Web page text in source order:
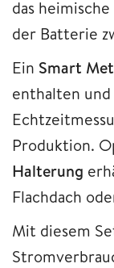
das
der Batterie
Ein Smart
enthalten
Produktion.
Halterung
Flachdach
Mit diesem